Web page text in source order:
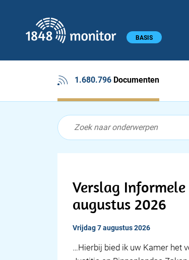
Hoofdmenu BASIS
1.680.796Documenten
Documenten feed
Feed
Verslag Informele
augustus 2026
vrijdag 7 augustus 2026
… Hierbij bied ik uw Kamer het